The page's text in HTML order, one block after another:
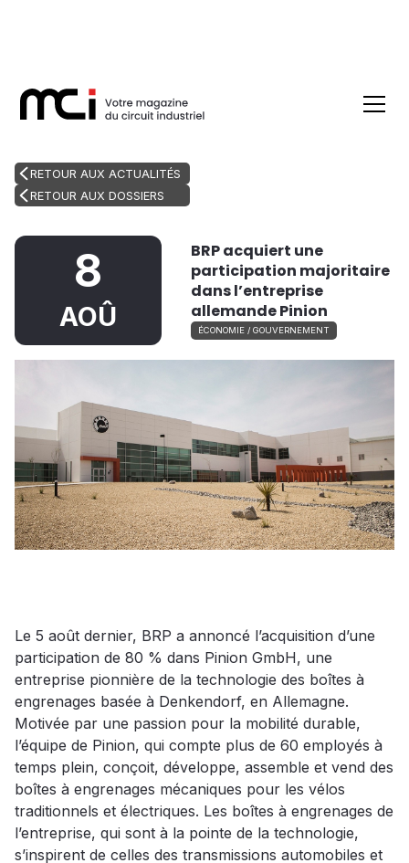
RETOUR AUX ACTUALITÉS
RETOUR AUX DOSSIERS
8
AOÛ
BRP acquiert une
participation majoritaire
dans l’entreprise
allemande Pinion
ÉCONOMIE / GOUVERNEMENT
Le 5 août dernier, BRP a annoncé l’acquisition d’une
participation de 80 % dans Pinion GmbH, une
entreprise pionnière de la technologie des boîtes à
engrenages basée à Denkendorf, en Allemagne.
Motivée par une passion pour la mobilité durable,
l’équipe de Pinion, qui compte plus de 60 employés à
temps plein, conçoit, développe, assemble et vend des
boîtes à engrenages mécaniques pour les vélos
traditionnels et électriques. Les boîtes à engrenages de
l’entreprise, qui sont à la pointe de la technologie,
s’inspirent de celles des transmissions automobiles et